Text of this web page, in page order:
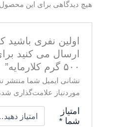
هیچ دیدگاهی برای این
اولین نفری باشید
ارسال می کنید
۵۰۰ گرم کلارمایه”
نشانی ایمیل شما منتشر
موردنیاز علامت‌گذاری
امتیاز
شما*